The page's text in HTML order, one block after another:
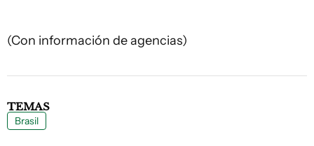
(Con información de agencias)
TEMAS
Brasil